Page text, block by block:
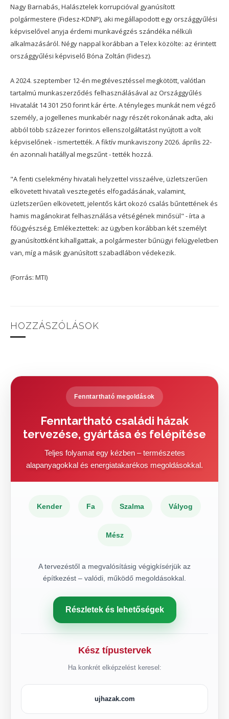
Nagy Barnabás, Halásztelek korrupcióval gyanúsított
polgármestere (Fidesz-KDNP), aki megállapodott egy országgyűlési
képviselővel anyja érdemi munkavégzés szándéka nélküli
alkalmazásáról. Négy nappal korábban a Telex közölte: az érintett
országgyűlési képviselő Bóna Zoltán (Fidesz).
A 2024. szeptember 12-én megtévesztéssel megkötött, valótlan
tartalmú munkaszerződés felhasználásával az Országgyűlés
Hivatalát 14 301 250 forint kár érte. A tényleges munkát nem végző
személy, a jogellenes munkabér nagy részét rokonának adta, aki
abból több százezer forintos ellenszolgáltatást nyújtott a volt
képviselőnek - ismertették. A fiktív munkaviszony 2026. április 22-
én azonnali hatállyal megszűnt - tették hozzá.
"A fenti cselekmény hivatali helyzettel visszaélve, üzletszerűen
elkövetett hivatali vesztegetés elfogadásának, valamint,
üzletszerűen elkövetett, jelentős kárt okozó csalás bűntettének és
hamis magánokirat felhasználása vétségének minősül" - írta a
főügyészség. Emlékeztettek: az ügyben korábban két személyt
gyanúsítottként kihallgattak, a polgármester bűnügyi felügyeletben
van, míg a másik gyanúsított szabadlábon védekezik.
(Forrás: MTI)
HOZZÁSZÓLÁSOK
Fenntartható megoldások
Fenntartható családi házak
tervezése, gyártása és felépítése
Teljes folyamat egy kézben – természetes
alapanyagokkal és energiatakarékos megoldásokkal.
Kender Fa Szalma Vályog
Mész
A tervezéstől a megvalósításig végigkísérjük az
építkezést – valódi, működő megoldásokkal.
Részletek és lehetőségek
Kész típustervek
Ha konkrét elképzelést keresel:
ujhazak.com